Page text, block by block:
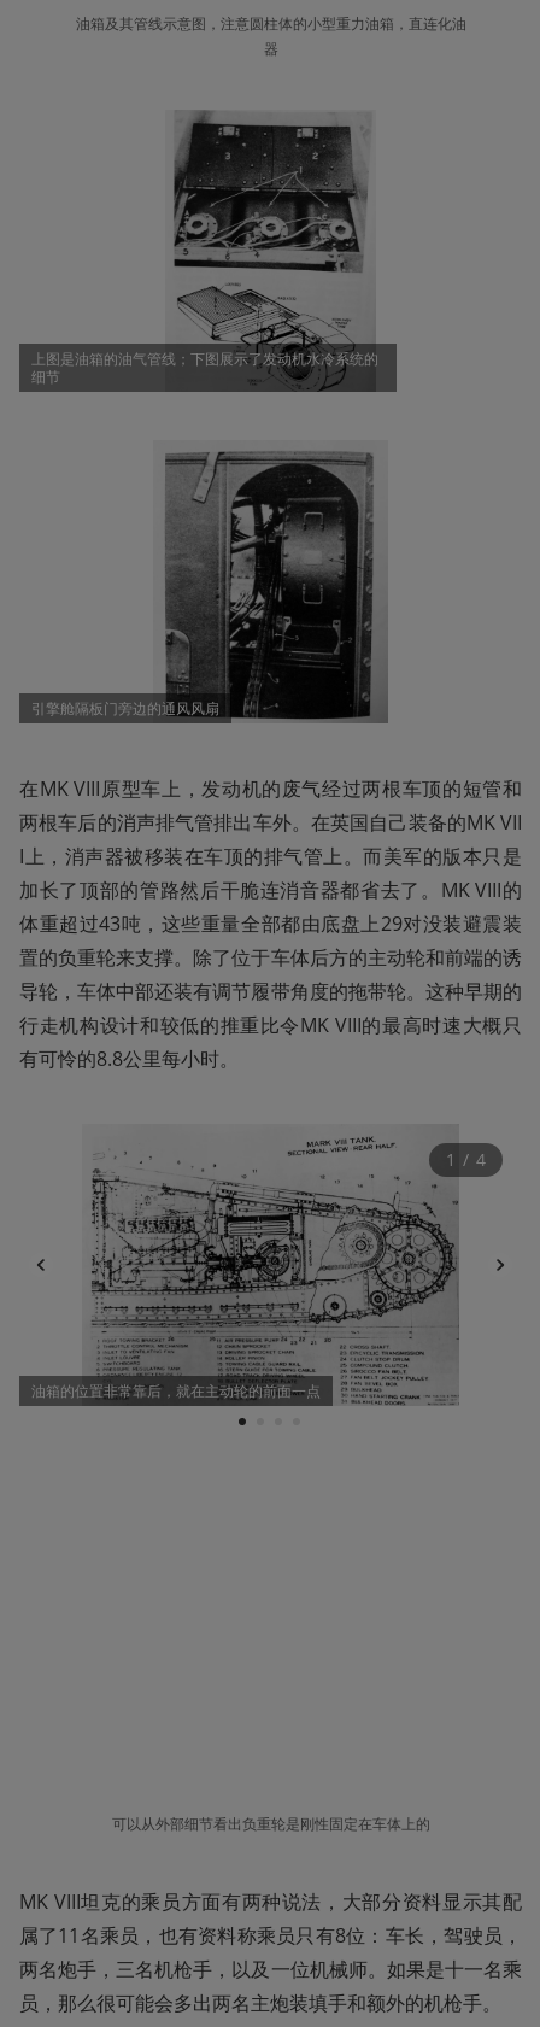
油箱及其管线示意图，注意圆柱体的小型重力油箱，直连化油
器
上图是油箱的油气管线；下图展示了发动机水冷系统的
细节
引擎舱隔板门旁边的通风风扇
在MK VIII原型车上，发动机的废气经过两根车顶的短管和
两根车后的消声排气管排出车外。在英国自己装备的MK VII
I上，消声器被移装在车顶的排气管上。而美军的版本只是
加长了顶部的管路然后干脆连消音器都省去了。MK VIII的
体重超过43吨，这些重量全部都由底盘上29对没装避震装
置的负重轮来支撑。除了位于车体后方的主动轮和前端的诱
导轮，车体中部还装有调节履带角度的拖带轮。这种早期的
行走机构设计和较低的推重比令MK VIII的最高时速大概只
有可怜的8.8公里每小时。
油箱的位置非常靠后，就在主动轮的前面一点
1
1 / 4
可以从外部细节看出负重轮是刚性固定在车体上的
MK VIII坦克的乘员方面有两种说法，大部分资料显示其配
属了11名乘员，也有资料称乘员只有8位：车长，驾驶员，
两名炮手，三名机枪手，以及一位机械师。如果是十一名乘
员，那么很可能会多出两名主炮装填手和额外的机枪手。